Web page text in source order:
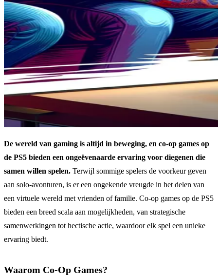
De wereld van gaming is altijd in beweging, en co-op games op
de PS5 bieden een ongeëvenaarde ervaring voor diegenen die
samen willen spelen. Terwijl sommige spelers de voorkeur geven
aan solo-avonturen, is er een ongekende vreugde in het delen van
een virtuele wereld met vrienden of familie. Co-op games op de PS5
bieden een breed scala aan mogelijkheden, van strategische
samenwerkingen tot hectische actie, waardoor elk spel een unieke
ervaring biedt.
Waarom Co-Op Games?